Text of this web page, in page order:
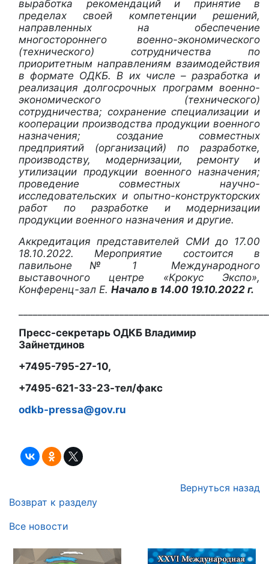
выработка рекомендаций и принятие в
пределах своей компетенции решений,
направленных на обеспечение
многостороннего военно-экономического
(технического) сотрудничества по
приоритетным направлениям взаимодействия
в формате ОДКБ. В их числе – разработка и
реализация долгосрочных программ военно-
экономического (технического)
сотрудничества; сохранение специализации и
кооперации производства продукции военного
назначения; создание совместных
предприятий (организаций) по разработке,
производству, модернизации, ремонту и
утилизации продукции военного назначения;
проведение совместных научно-
исследовательских и опытно-конструкторских
работ по разработке и модернизации
продукции военного назначения и другие.
Аккредитация представителей СМИ до 17.00
18.10.2022. Мероприятие состоится в
павильоне № 1 Международного
выставочного центре «Крокус Экспо»,
Конференц-зал Е. Начало в 14.00 19.10.2022 г.
Пресс-секретарь ОДКБ Владимир
Зайнетдинов
+7495-795-27-10,
+7495-621-33-23-тел/факс
odkb-pressa@gov.ru
Вернуться назад
Возврат к разделу
Все новости